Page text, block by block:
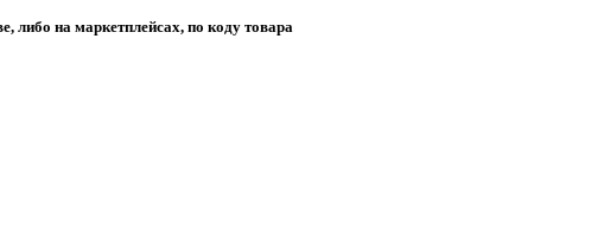
либо на маркетплейсах, по коду товара